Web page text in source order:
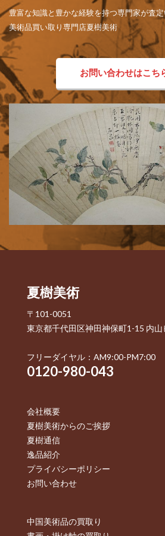
豊富な知識と豊かな経験を持つ専門家が査定
美術品買い取り専門店夏樹美術
お問い合わせはこち
夏樹美術
〒101-0051
東京都千代田区神田神保町1-15 内山
フリーダイヤル：AM9:00-PM7:00
0120-980-043
会社概要
夏樹美術からのご挨拶
夏樹通信
逸品紹介
プライバシーポリシー
お問い合わせ
中国美術品の買取り